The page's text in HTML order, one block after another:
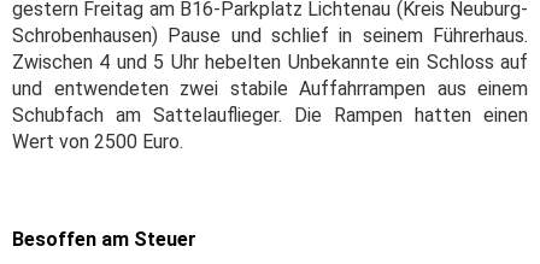
gestern Freitag am B16-Parkplatz Lichtenau (Kreis Neuburg-
Schrobenhausen) Pause und schlief in seinem Führerhaus.
Zwischen 4 und 5 Uhr hebelten Unbekannte ein Schloss auf
und entwendeten zwei stabile Auffahrrampen aus einem
Schubfach am Sattelauflieger. Die Rampen hatten einen
Wert von 2500 Euro.
Besoffen am Steuer